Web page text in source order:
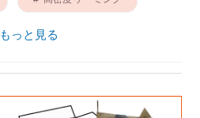
もっと見る